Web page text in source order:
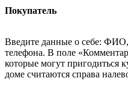
Покупатель
Введите данные о себе: ФИО,
телефона. В поле
которые могут пригодиться
доме считаются справа